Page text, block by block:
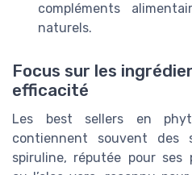
compléments
naturels.
Focus sur les
efficacité
Les best sellers en
contiennent souvent des
spiruline, réputée pour ses